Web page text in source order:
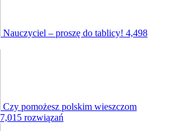
Nauczyciel – proszę do tablicy! 4,498
Czy pomożesz polskim wieszczom
7,015 rozwiązań